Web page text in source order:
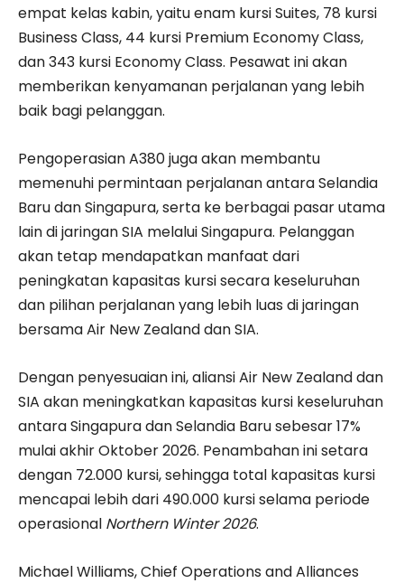
empat kelas kabin, yaitu enam kursi Suites, 78 kursi
Business Class, 44 kursi Premium Economy Class,
dan 343 kursi Economy Class. Pesawat ini akan
memberikan kenyamanan perjalanan yang lebih
baik bagi pelanggan.
Pengoperasian A380 juga akan membantu
memenuhi permintaan perjalanan antara Selandia
Baru dan Singapura, serta ke berbagai pasar utama
lain di jaringan SIA melalui Singapura. Pelanggan
akan tetap mendapatkan manfaat dari
peningkatan kapasitas kursi secara keseluruhan
dan pilihan perjalanan yang lebih luas di jaringan
bersama Air New Zealand dan SIA.
Dengan penyesuaian ini, aliansi Air New Zealand dan
SIA akan meningkatkan kapasitas kursi keseluruhan
antara Singapura dan Selandia Baru sebesar 17%
mulai akhir Oktober 2026. Penambahan ini setara
dengan 72.000 kursi, sehingga total kapasitas kursi
mencapai lebih dari 490.000 kursi selama periode
operasional Northern Winter 2026.
Michael Williams, Chief Operations and Alliances